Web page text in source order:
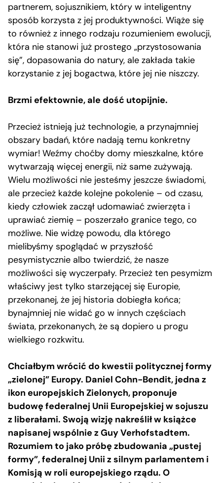
partnerem, sojusznikiem, który w inteligentny
sposób korzysta z jej produktywności. Wiąże się
to również z innego rodzaju rozumieniem ewolucji,
która nie stanowi już prostego „przystosowania
się”, dopasowania do natury, ale zakłada takie
korzystanie z jej bogactwa, które jej nie niszczy.
Brzmi efektownie, ale dość utopijnie.
Przecież istnieją już technologie, a przynajmniej
obszary badań, które nadają temu konkretny
wymiar! Weźmy choćby domy mieszkalne, które
wytwarzają więcej energii, niż same zużywają.
Wielu możliwości nie jesteśmy jeszcze świadomi,
ale przecież każde kolejne pokolenie – od czasu,
kiedy człowiek zaczął udomawiać zwierzęta i
uprawiać ziemię – poszerzało granice tego, co
możliwe. Nie widzę powodu, dla którego
mielibyśmy spoglądać w przyszłość
pesymistycznie albo twierdzić, że nasze
możliwości się wyczerpały. Przecież ten pesymizm
właściwy jest tylko starzejącej się Europie,
przekonanej, że jej historia dobiegła końca;
bynajmniej nie widać go w innych częściach
świata, przekonanych, że są dopiero u progu
wielkiego rozkwitu.
Chciałbym wrócić do kwestii politycznej formy
„zielonej” Europy. Daniel Cohn-Bendit, jedna z
ikon europejskich Zielonych, proponuje
budowę federalnej Unii Europejskiej w sojuszu
z liberałami. Swoją wizję nakreślił w książce
napisanej wspólnie z Guy Verhofstadtem.
Rozumiem to jako próbę zbudowania „pustej
formy”, federalnej Unii z silnym parlamentem i
Komisją w roli europejskiego rządu. O